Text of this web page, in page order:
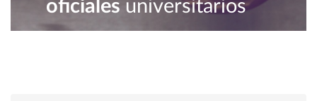
oficiales universitarios